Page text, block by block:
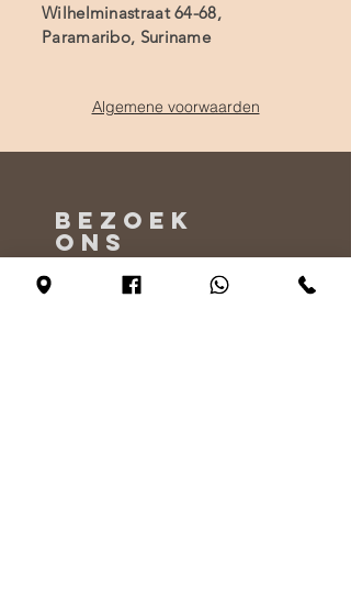
Wilhelminastraat 64-68,
Paramaribo, Suriname
Algemene voorwaarden
BEZOEK
ONS